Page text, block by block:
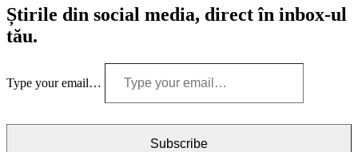
Știrile din social media, direct în inbox-ul
tău.
Type your email…
Subscribe